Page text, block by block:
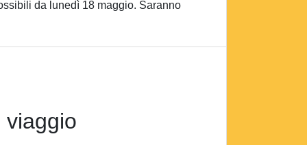
da lunedì 18 maggio. Saranno
viaggio